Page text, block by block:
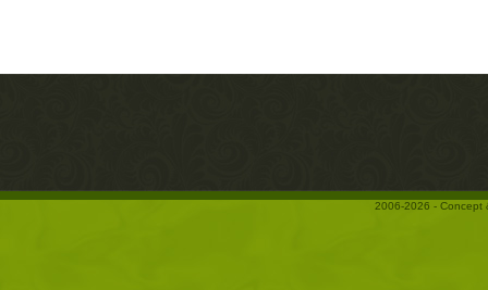
2006-2026 - Concept